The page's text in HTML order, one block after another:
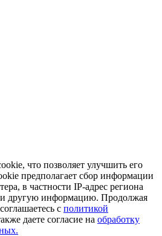
что позволяет улучшить его
предполагает сбор информации
в частности IP-адрес региона
другую информацию. Продолжая
с политикой
даете согласие на обработку